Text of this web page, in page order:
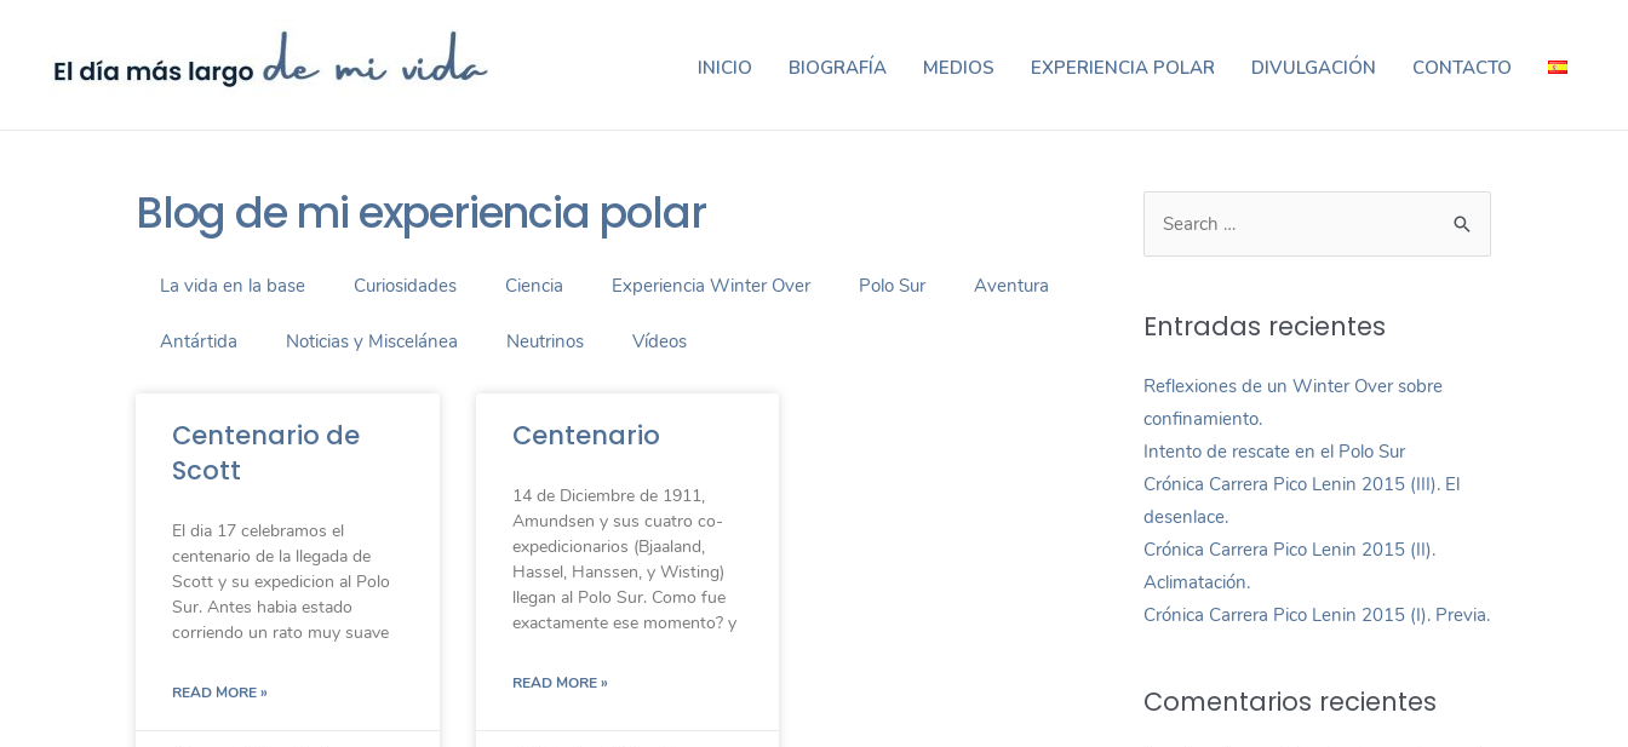
INICIO BIOGRAFÍA MEDIOS EXPERIENCIA POLAR DIVULGACIÓN CONTACTO
Blog de mi experiencia polar
La vida en la base Curiosidades Ciencia Experiencia Winter Over Polo Sur Aventura
Antártida Noticias y Miscelánea Neutrinos Vídeos
Centenario de
Scott
El dia 17 celebramos el
centenario de la llegada de
Scott y su expedicion al Polo
Sur. Antes habia estado
corriendo un rato muy suave
READ MORE »
Centenario
14 de Diciembre de 1911,
Amundsen y sus cuatro co-
expedicionarios (Bjaaland,
Hassel, Hanssen, y Wisting)
llegan al Polo Sur. Como fue
exactamente ese momento? y
READ MORE »
Entradas recientes
Reflexiones de un Winter Over sobre
confinamiento.
Intento de rescate en el Polo Sur
Crónica Carrera Pico Lenin 2015 (III). El
desenlace.
Crónica Carrera Pico Lenin 2015 (II).
Aclimatación.
Crónica Carrera Pico Lenin 2015 (I). Previa.
Comentarios recientes